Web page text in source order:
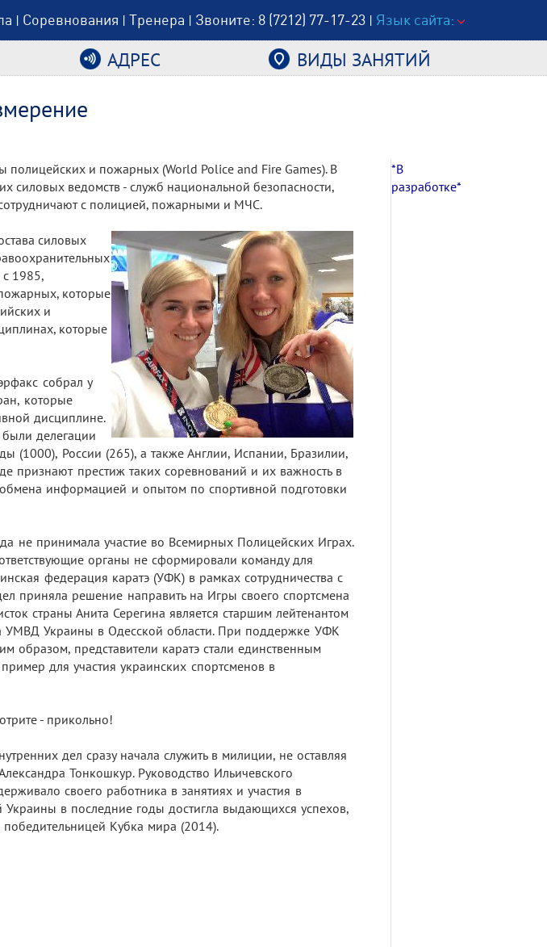
Язык сайта:
| Соревнования | Тренера | Звоните: 8 (7212) 77-17-23 |
АДРЕС ВИДЫ ЗАНЯТИЙ
и пожарных (World Police and Fire Games). В
силовых ведомств - служб национальной безопасности,
с полицией, пожарными и МЧС.
силовых
1985,
которые
и
которые
собрал у
которые
дисциплине.
делегации
(1000), России (265), а также Англии, Испании, Бразилии,
признают престиж таких соревнований и их важность в
информацией и опытом по спортивной подготовки
не принимала участие во Всемирных Полицейских Играх.
органы не сформировали команду для
федерация каратэ (УФК) в рамках сотрудничества с
приняла решение направить на Игры своего спортсмена
страны Анита Серегина является старшим лейтенантом
УМВД Украины в Одесской области. При поддержке УФК
образом, представители каратэ стали единственным
для участия украинских спортсменов в
- прикольно!
дел сразу начала служить в милиции, не оставляя
Тонкошкур. Руководство Ильичевского
своего работника в занятиях и участия в
в последние годы достигла выдающихся успехов,
Кубка мира (2014).
*В
разработке*